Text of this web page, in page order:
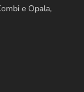
e Opala,